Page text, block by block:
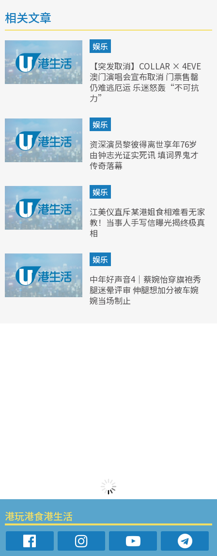
相关文章
娱乐
【突发取消】COLLAR × 4EVE
澳门演唱会宣布取消 门票售罄
仍难逃厄运 乐迷怒轰“不可抗
力”
娱乐
资深演员黎彼得离世享年76岁
由钟志光证实死讯 填词界鬼才
传奇落幕
娱乐
江美仪直斥某港姐食相难看无家
教！当事人手写信曝光揭终极真
相
娱乐
中年好声音4｜蔡婉怡穿旗袍秀
腿迷晕评审 伸腿想加分被车婉
婉当场制止
港玩港食港生活